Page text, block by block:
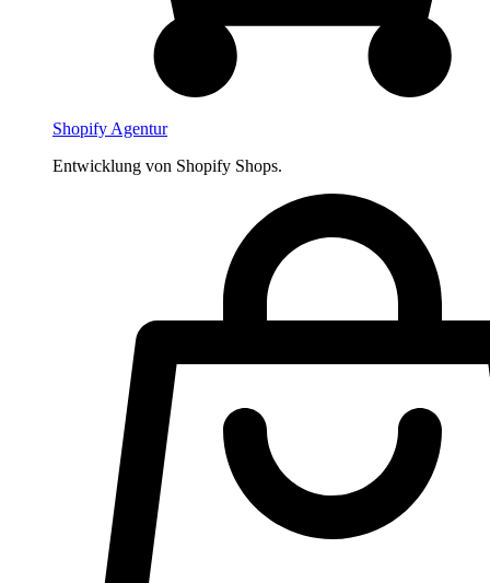
Shopify Agentur
Entwicklung von Shopify Shops.